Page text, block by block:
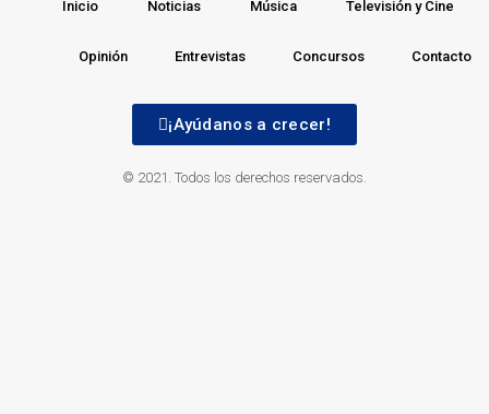
Inicio Noticias Música Televisión y Cine
Opinión Entrevistas Concursos Contacto
¡Ayúdanos a crecer!
© 2021. Todos los derechos reservados.